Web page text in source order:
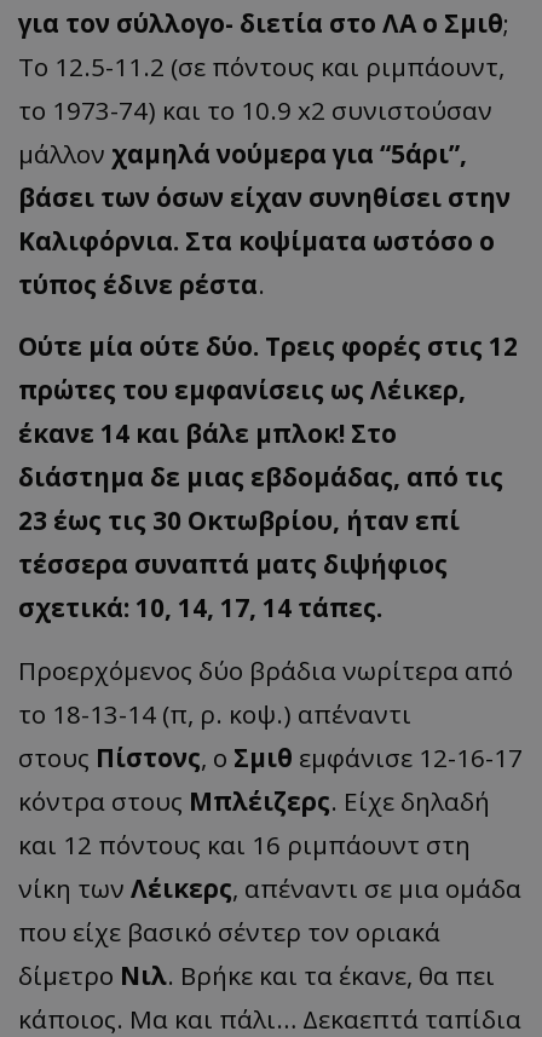
για τον σύλλογο- διετία στο ΛΑ o Σμιθ;
Το 12.5-11.2 (σε πόντους και ριμπάουντ,
το 1973-74) και το 10.9 x2 συνιστούσαν
μάλλον χαμηλά νούμερα για “5άρι”,
βάσει των όσων είχαν συνηθίσει στην
Καλιφόρνια. Στα κοψίματα ωστόσο ο
τύπος έδινε ρέστα.
Ούτε μία ούτε δύο. Τρεις φορές στις 12
πρώτες του εμφανίσεις ως Λέικερ,
έκανε 14 και βάλε μπλοκ! Στο
διάστημα δε μιας εβδομάδας, από τις
23 έως τις 30 Οκτωβρίου, ήταν επί
τέσσερα συναπτά ματς διψήφιος
σχετικά: 10, 14, 17, 14 τάπες.
Προερχόμενος δύο βράδια νωρίτερα από
το 18-13-14 (π, ρ. κοψ.) απέναντι
στους Πίστονς, ο Σμιθ εμφάνισε 12-16-17
κόντρα στους Μπλέιζερς. Είχε δηλαδή
και 12 πόντους και 16 ριμπάουντ στη
νίκη των Λέικερς, απέναντι σε μια ομάδα
που είχε βασικό σέντερ τον οριακά
δίμετρο Νιλ. Βρήκε και τα έκανε, θα πει
κάποιος. Μα και πάλι… Δεκαεπτά ταπίδια